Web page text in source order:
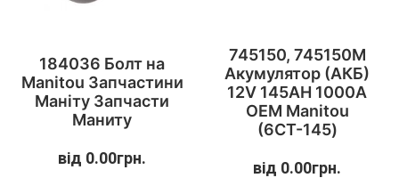
184036 Болт на
Manitou Запчастини
Маніту Запчасти
Маниту
від 0.00грн.
745150, 745150M
Акумулятор (АКБ)
12V 145AH 1000A
OEM Manitou
(6СТ-145)
від 0.00грн.